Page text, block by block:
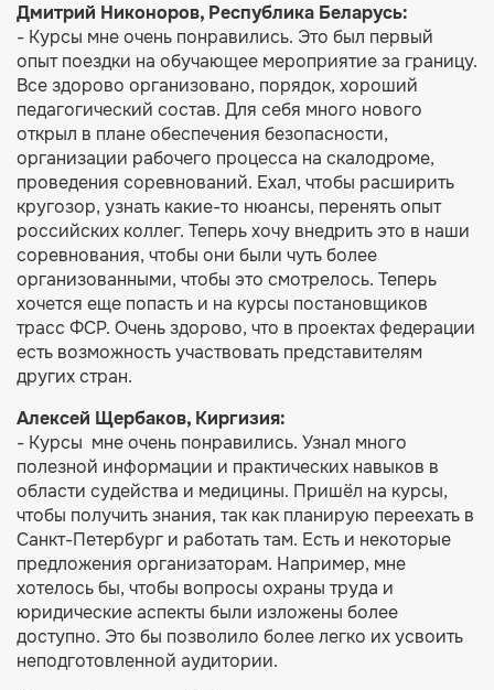
Дмитрий Никоноров, Республика Беларусь:
- Курсы мне очень понравились. Это был первый
опыт поездки на обучающее мероприятие за границу.
Все здорово организовано, порядок, хороший
педагогический состав. Для себя много нового
открыл в плане обеспечения безопасности,
организации рабочего процесса на скалодроме,
проведения соревнований. Ехал, чтобы расширить
кругозор, узнать какие-то нюансы, перенять опыт
российских коллег. Теперь хочу внедрить это в наши
соревнования, чтобы они были чуть более
организованными, чтобы это смотрелось. Теперь
хочется еще попасть и на курсы постановщиков
трасс ФСР. Очень здорово, что в проектах федерации
есть возможность участвовать представителям
других стран.
Алексей Щербаков, Киргизия:
- Курсы мне очень понравились. Узнал много
полезной информации и практических навыков в
области судейства и медицины. Пришёл на курсы,
чтобы получить знания, так как планирую переехать в
Санкт-Петербург и работать там. Есть и некоторые
предложения организаторам. Например, мне
хотелось бы, чтобы вопросы охраны труда и
юридические аспекты были изложены более
доступно. Это бы позволило более легко их усвоить
неподготовленной аудитории.